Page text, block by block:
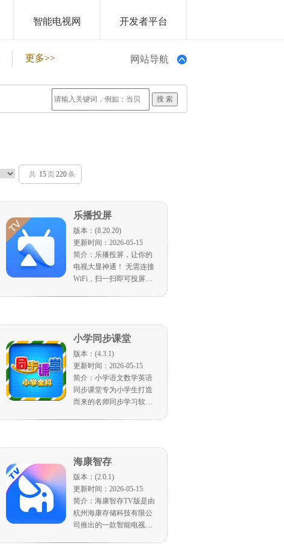
智能电视网 开发者平台
更多>> 网站导航
共 15页220条
乐播投屏
版本：(8.20.20)
更新时间：2026-05-15
简介：乐播投屏，让你的
电视大显神通！ 无需连接
WiFi，扫一扫即可投屏，
支持，PPT、视频、图
片，轻松搞定。15台设备
同时投屏，会议、教学，
轻松搞定。高清画质，低
延迟，玩游戏都不卡顿。
网盘直投，省时省力。实
利器！
小学同步课堂
版本：(4.3.1)
更新时间：2026-05-15
简介：小学语文数学英语
同步课堂专为小学生打造
而来的名师同步学习软
让各个阶段的学生在名师
指点下快速学习。 同步课
程知识精讲，课堂知识全
方位解析，与课本教程紧
密结合； 专项课程专题提
升，以基础为依托，重点
海康智存
版本：(2.0.1)
更新时间：2026-05-15
简介：海康智存TV版是由
杭州海康存储科技有限公
司推出的一款智能电视应